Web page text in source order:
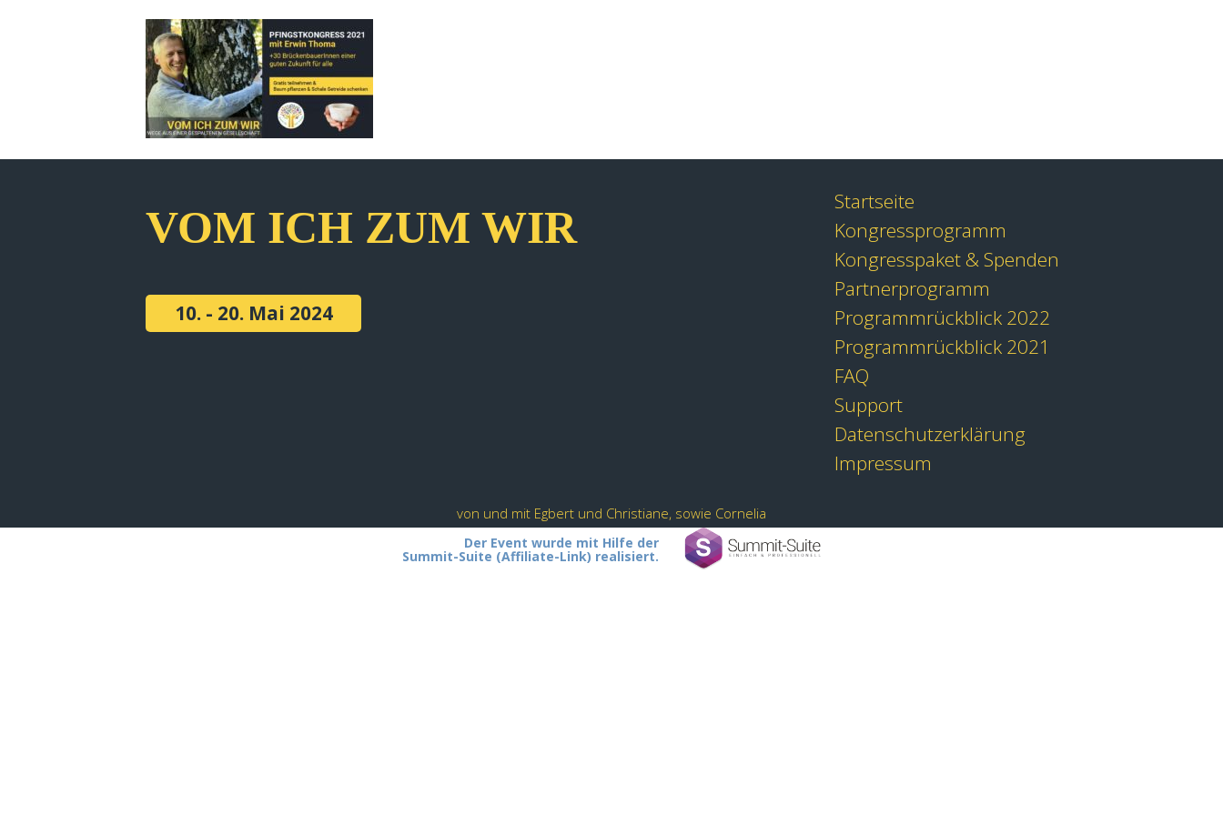
VOM ICH ZUM WIR
10. - 20. Mai 2024
Startseite
Kongressprogramm
Kongresspaket & Spenden
Partnerprogramm
Programmrückblick 2022
Programmrückblick 2021
FAQ
Support
Datenschutzerklärung
Impressum
von und mit Egbert und Christiane, sowie Cornelia
Der Event wurde mit Hilfe der
Summit-Suite (Affiliate-Link) realisiert.